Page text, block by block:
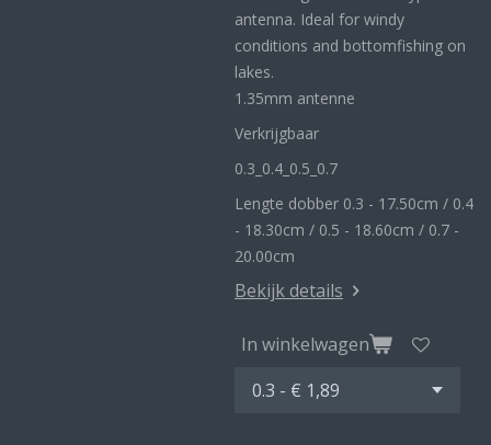
antenna. Ideal for windy
conditions and bottomfishing on
lakes.
1.35mm antenne
Verkrijgbaar
0.3_ 0.4_ 0.5_0.7
Lengte dobber 0.3 - 17.50cm / 0.4
- 18.30cm / 0.5 - 18.60cm / 0.7 -
20.00cm
Bekijk details
In winkelwagen